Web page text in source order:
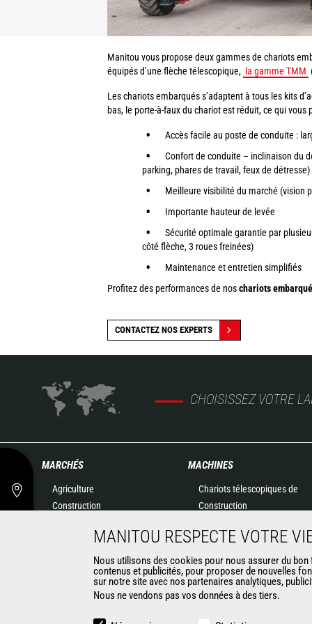
Manitou vous propose deux gammes de chariots
équipés d’une flèche télescopique, la gamme TMM
Les chariots embarqués s’adaptent à tous les kits
bas, le porte-à-faux du chariot est réduit, ce qui
Accès facile au poste de conduite :
Confort de conduite – inclinaison du
parking, phares de travail, feux de détresse)
Meilleure visibilité du marché (vision
Importante hauteur de levée
Sécurité optimale garantie par
côté flèche, 3 roues freinées)
Maintenance et entretien simplifiés
Profitez des performances de noschariots
CONTACTEZ NOS EXPERTS
CHOISISSEZ VOTRE
MARCHÉS
Agriculture
Construction
Pétrole & gaz
Aéronautique
Environnement
MACHINES
Chariots télescopiques de
Construction
Agricoles
Chargeuses articulées
Nacelles élévatrices
MANITOU RESPECTE VOTRE
Nous utilisons des cookies pour nous assurer du
contenus et publicités, pour proposer de nouvelles
sur notre site avec nos partenaires analytiques,
Nous ne vendons pas vos données à des tiers.